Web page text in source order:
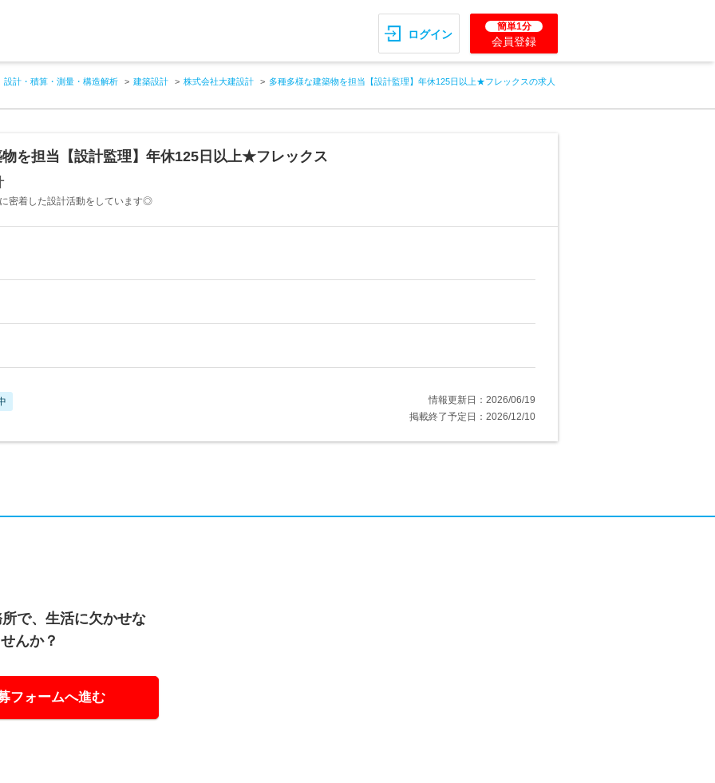
ログイン
簡単1分
会員登録
設計・積算・測量・構造解析 建築設計 株式会社大建設計 多種多様な建築物を担当【設計監理】年休125日以上★フレックスの求人
を担当【設計監理】年休125日以上★フレックス
密着した設計活動をしています◎
情報更新日：2026/06/19
掲載終了予定日：2026/12/10
で、生活に欠かせな
んか？
フォームへ進む